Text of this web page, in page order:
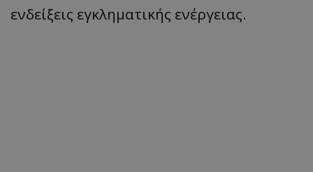
ενδείξεις εγκληματικής ενέργειας.